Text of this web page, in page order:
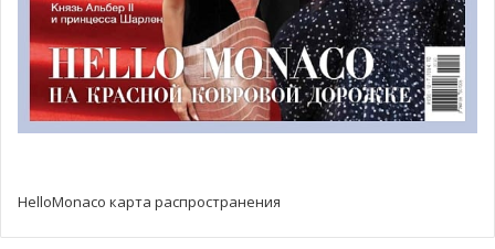
За свою выдающуюся работу в киноиндустрии
«Хрустальную нимфу» из рук князя получил
легендарный американский актер Морган Фриман.
Награда для восходящей звезды была вручена
британской актрисе Симоне Эшли, известной по роли
Фильмом-открытием стала мировая премьера «Серого
дома» Кевина Костнера. Шпионский сериал из шести
HelloMonaco карта распространения